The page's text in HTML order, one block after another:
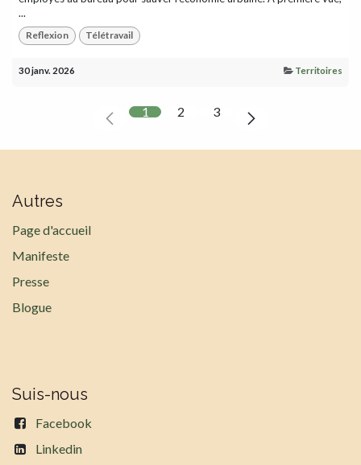
...
Reflexion Télétravail
30 janv. 2026 Territoires
1 2 3
Autres
Page d'accueil
Manifeste
Presse
Blogue
Suis-nous
Facebook
Linkedin